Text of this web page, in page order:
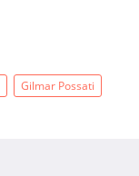
Gilmar Possati